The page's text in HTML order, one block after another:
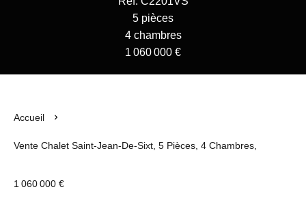
5 pièces
4 chambres
1 060 000 €
Accueil
Vente Chalet Saint-Jean-De-Sixt, 5 Pièces, 4 Chambres,
1 060 000 €